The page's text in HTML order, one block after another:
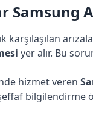
Samsung
karşılaşılan
yer alır. Bu
hizmet veren
bilgilendirme